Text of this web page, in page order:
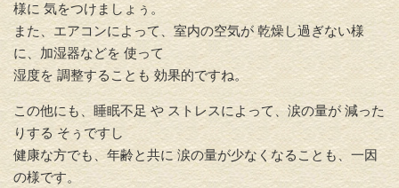
様に 気をつけましょぅ。
また、エアコンによって、室内の空気が 乾燥し過ぎない様
に、加湿器などを 使って
湿度を 調整することも 効果的ですね。
この他にも、睡眠不足 や ストレスによって、涙の量が 減った
りする そぅですし
健康な方でも、年齢と共に 涙の量が少なくなることも、一因
の様です。